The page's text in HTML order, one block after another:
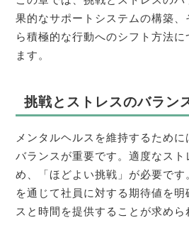
果的なサポートシステムの構築
ら積極的な行動へのシフト方法
ます。
挑戦とストレスのバラン
メンタルヘルスを維持するため
バランスが重要です。適度なスト
め、「ほどよい挑戦」が必要で
を通じて社員に対する期待値を
スと時間を提供することが求めら